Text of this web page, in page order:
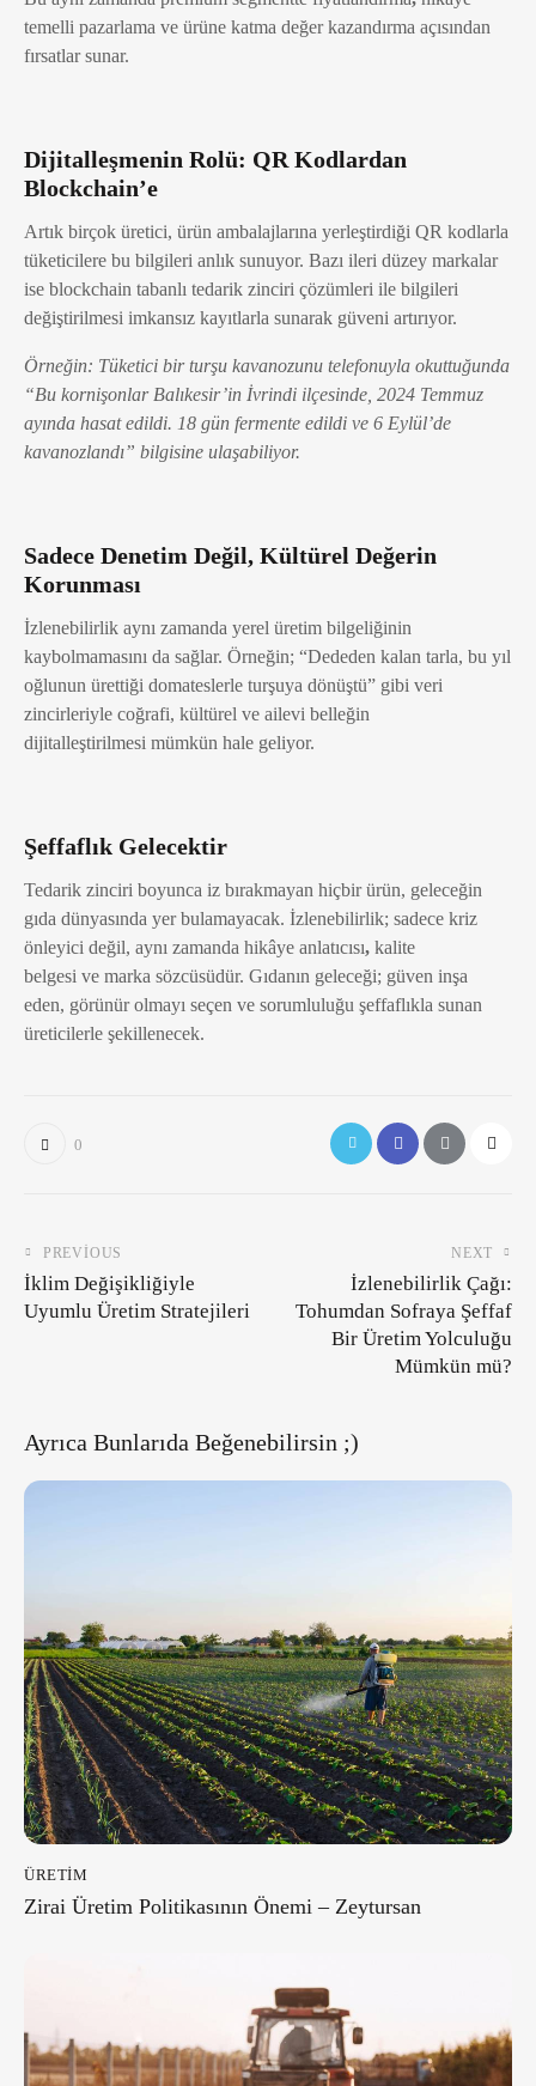
temelli pazarlama ve ürüne katma değer kazandırma açısından
fırsatlar sunar.
Dijitalleşmenin Rolü: QR Kodlardan
Blockchain’e
Artık birçok üretici, ürün ambalajlarına yerleştirdiği QR kodlarla
tüketicilere bu bilgileri anlık sunuyor. Bazı ileri düzey markalar
ise blockchain tabanlı tedarik zinciri çözümleri ile bilgileri
değiştirilmesi imkansız kayıtlarla sunarak güveni artırıyor.
Örneğin: Tüketici bir turşu kavanozunu telefonuyla okuttuğunda
“Bu kornişonlar Balıkesir’in İvrindi ilçesinde, 2024 Temmuz
ayında hasat edildi. 18 gün fermente edildi ve 6 Eylül’de
kavanozlandı” bilgisine ulaşabiliyor.
Sadece Denetim Değil, Kültürel Değerin
Korunması
İzlenebilirlik aynı zamanda yerel üretim bilgeliğinin
kaybolmamasını da sağlar. Örneğin; “Dededen kalan tarla, bu yıl
oğlunun ürettiği domateslerle turşuya dönüştü” gibi veri
zincirleriyle coğrafi, kültürel ve ailevi belleğin
dijitalleştirilmesi mümkün hale geliyor.
Şeffaflık Gelecektir
Tedarik zinciri boyunca iz bırakmayan hiçbir ürün, geleceğin
gıda dünyasında yer bulamayacak. İzlenebilirlik; sadece kriz
önleyici değil, aynı zamanda hikâye anlatıcısı, kalite
belgesi ve marka sözcüsüdür. Gıdanın geleceği; güven inşa
eden, görünür olmayı seçen ve sorumluluğu şeffaflıkla sunan
üreticilerle şekillenecek.
0
PREVIOUS
İklim Değişikliğiyle
Uyumlu Üretim Stratejileri
NEXT
İzlenebilirlik Çağı:
Tohumdan Sofraya Şeffaf
Bir Üretim Yolculuğu
Mümkün mü?
Ayrıca Bunlarıda Beğenebilirsin ;)
ÜRETIM
Zirai Üretim Politikasının Önemi – Zeytursan